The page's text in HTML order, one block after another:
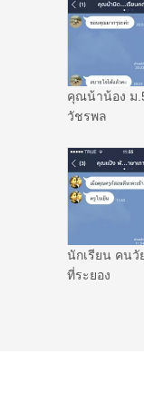
คุณน้าน้อง ม
วัชรพล
นักเรียน คนวั
ที่ระยอง